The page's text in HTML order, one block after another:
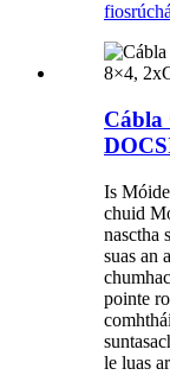
Cábla
Is
chuid
nasctha
suas an
pointe
le luas